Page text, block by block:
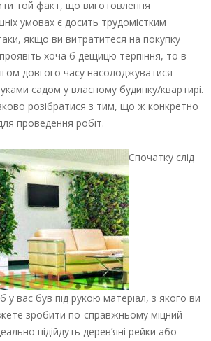
той факт, що виготовлення
умовах є досить трудомістким
якщо ви витратитеся на покупку
проявіть хоча б дещицю терпіння, то в
довгого часу насолоджуватися
садом у власному будинку/квартирі.
розібратися з тим, що ж конкретно
проведення робіт.
Спочатку слід
вас був під рукою матеріал, з якого ви
зробити по-справжньому міцний
підійдуть дерев’яні рейки або